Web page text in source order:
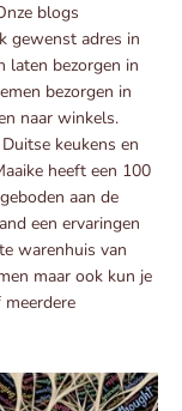
blogs
gewenst adres in
laten bezorgen in
bezorgen in
naar winkels.
keukens en
heeft een 100
aan de
een ervaringen
warenhuis van
maar ook kun je